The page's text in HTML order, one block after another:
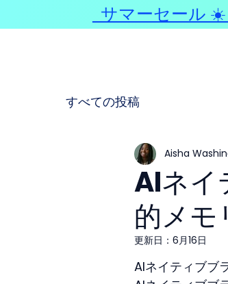
すべての投稿
AIネイ
的メモ
Aisha
更新日： 6月16日
AIネイティブブ
サマーセール ☀️